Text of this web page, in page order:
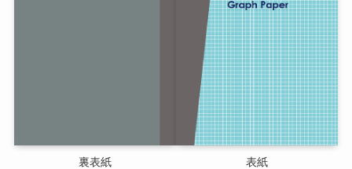
裏表紙 表紙